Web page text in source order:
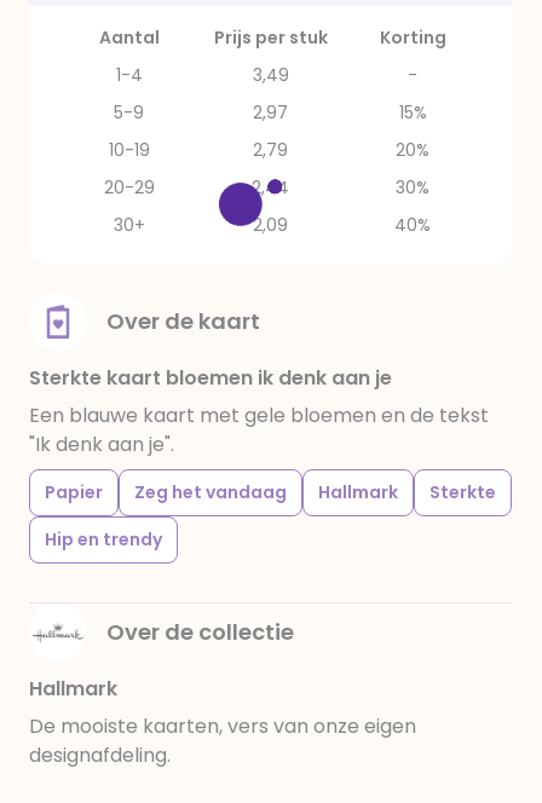
Aantal Prijs per stuk
Korting
1-4
3,49
-
5-9
2,97
15%
10-19
2,79
20%
20-29
2,44
30%
30+
2,09 40%
Over de kaart
Sterkte kaart bloemen ik denk aan je
Een blauwe kaart met gele bloemen en de tekst
"Ik denk aan je".
Papier Zeg het vandaag Hallmark
Sterkte
Hip en trendy
Over de collectie
Hallmark
De mooiste kaarten, vers van onze eigen
designafdeling.